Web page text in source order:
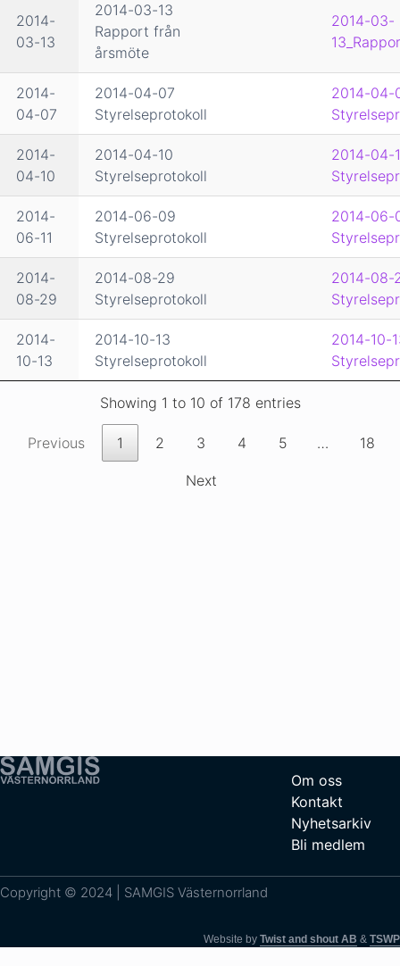
2014-
03-13
2014-03-13
Rapport från
årsmöte
2014-03-
2014-
04-07
2014-04-07
Styrelseprotokoll
2014-04-
2014-
04-10
2014-04-10
Styrelseprotokoll
2014-04-
2014-
06-11
2014-06-09
Styrelseprotokoll
2014-06-
2014-
08-29
2014-08-29
Styrelseprotokoll
2014-08-
2014-
10-13
2014-10-13
Styrelseprotokoll
2014-10-
Showing 1 to 10 of 178 entries
Previous 1 2 3 4 5 … 18
Next
Om oss
Kontakt
Nyhetsarkiv
Bli medlem
Copyright © 2024 | SAMGIS Västernorrland
Website by Twist and shout AB & TSWP